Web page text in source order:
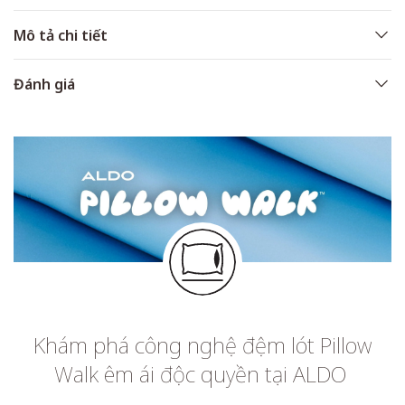
Mô tả chi tiết
Đánh giá
Khám phá công nghệ đệm lót Pillow
Walk êm ái độc quyền tại ALDO